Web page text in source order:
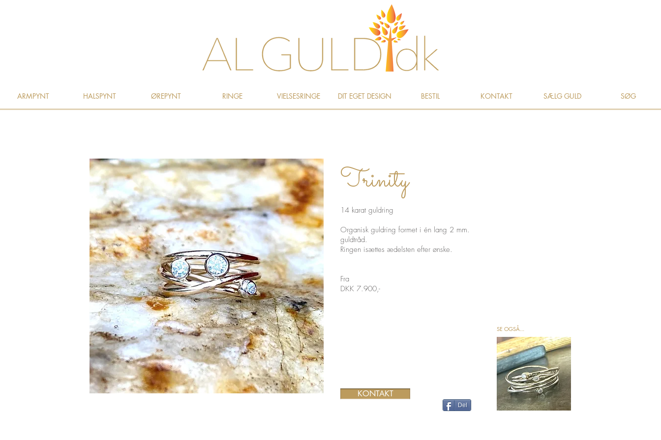
ARMPYNT HALSPYNT ØREPYNT RINGE VIELSESRINGE DIT EGET DESIGN BESTIL KONTAKT SÆLG GULD SØG
Trinity
14 karat guldring​
Organisk guldring formet i én lang 2 mm.
guldtråd.
Ringen isættes ædelsten efter ønske.
Fra
DKK 7.900,-
SE OGSÅ...
KONTAKT
Del